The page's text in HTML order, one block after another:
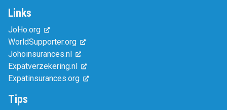
Links
JoHo.org
WorldSupporter.org
Johoinsurances.nl
Expatverzekering.nl
Expatinsurances.org
Tips